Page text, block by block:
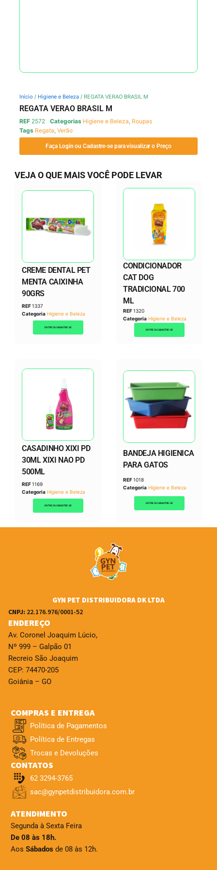
Início / Higiene e Beleza / REGATA VERAO BRASIL M
REGATA VERAO BRASIL M
REF 2572 Categorias Higiene e Beleza, Roupas
Tags Regata, Verão
Faça Login ou Cadastre-se para visualizar o Preço
VEJA O QUE MAIS VOCÊ PODE LEVAR
CREME DENTAL PET
MENTA CAIXINHA
90GRS
REF1337
Categoria Higiene e Beleza
ENTRE OU CADASTRE-SE
CONDICIONADOR
CAT DOG
TRADICIONAL 700
ML
REF1320
Categoria Higiene e Beleza
ENTRE OU CADASTRE-SE
CASADINHO XIXI PD
30ML XIXI NAO PD
500ML
REF1169
Categoria Higiene e Beleza
ENTRE OU CADASTRE-SE
BANDEJA HIGIENICA
PARA GATOS
REF1018
Categoria Higiene e Beleza
ENTRE OU CADASTRE-SE
GYN PET DISTRIBUIDORA DK LTDA
CNPJ: 22.176.976/0001-52
ENDEREÇO
Av. Coronel Joaquim Lúcio,
Nº 999 – Galpão 01
Recreio São Joaquim
CEP: 74470-205
Goiânia – GO
COMPRAS E ENTREGA
Política de Pagamentos
Política de Entregas
Trocas e Devoluções
CONTATOS
62 3294-3765
sac@gynpetdistribuidora.com.br
ATENDIMENTO
Segunda à Sexta Feira
De 08 às 18h.
Aos Sábados de 08 às 12h.